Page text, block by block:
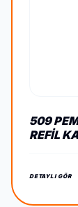
509
REFIL
DETAYLI GÖR